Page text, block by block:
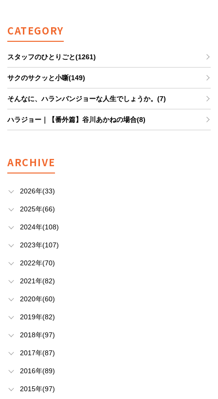
CATEGORY
スタッフのひとりごと(1261)
サクのサクッと小噺(149)
そんなに、ハランバンジョーな人生でしょうか。(7)
ハラジョー｜【番外篇】谷川あかねの場合(8)
ARCHIVE
2026年(33)
2025年(66)
2024年(108)
2023年(107)
2022年(70)
2021年(82)
2020年(60)
2019年(82)
2018年(97)
2017年(87)
2016年(89)
2015年(97)